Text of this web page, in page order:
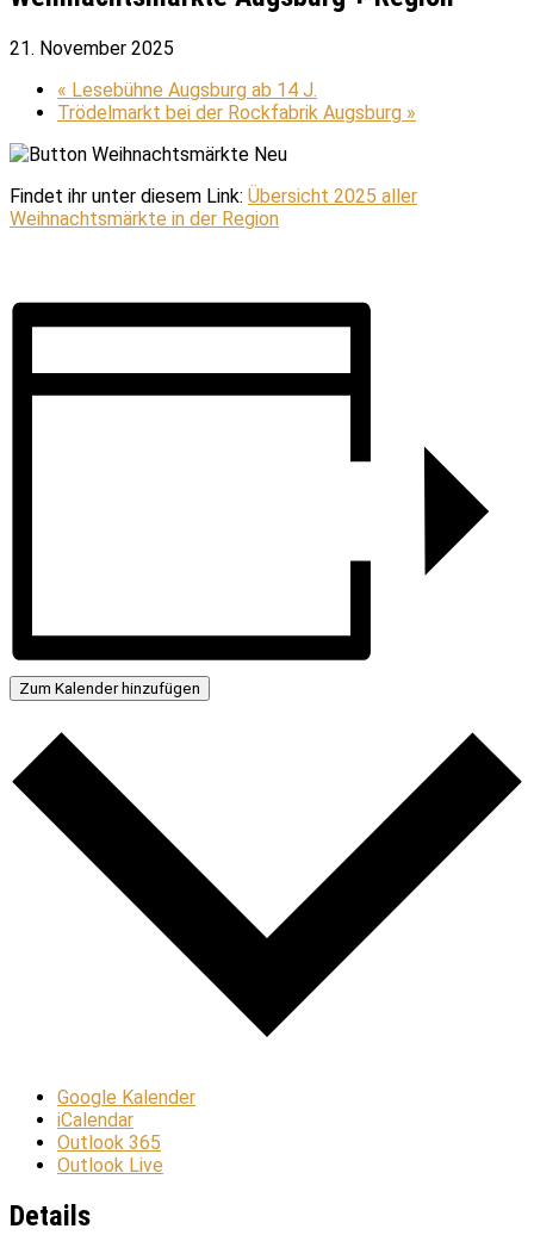
21. November 2025
« Lesebühne Augsburg ab 14 J.
Trödelmarkt bei der Rockfabrik Augsburg »
Findet ihr unter diesem Link: Übersicht 2025 aller
Weihnachtsmärkte in der Region
Zum Kalender hinzufügen
Google Kalender
iCalendar
Outlook 365
Outlook Live
Details